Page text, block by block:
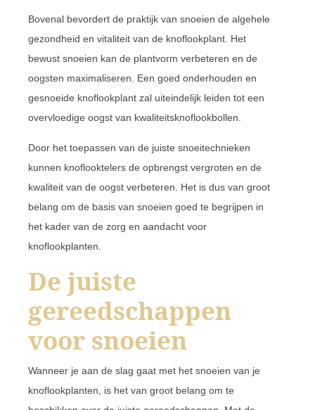
Bovenal bevordert de praktijk van snoeien de algehele
gezondheid en vitaliteit van de knoflookplant. Het
bewust snoeien kan de plantvorm verbeteren en de
oogsten maximaliseren. Een goed onderhouden en
gesnoeide knoflookplant zal uiteindelijk leiden tot een
overvloedige oogst van kwaliteitsknoflookbollen.
Door het toepassen van de juiste snoeitechnieken
kunnen knoflooktelers de opbrengst vergroten en de
kwaliteit van de oogst verbeteren. Het is dus van groot
belang om de basis van snoeien goed te begrijpen in
het kader van de zorg en aandacht voor
knoflookplanten.
De juiste
gereedschappen
voor snoeien
Wanneer je aan de slag gaat met het snoeien van je
knoflookplanten, is het van groot belang om te